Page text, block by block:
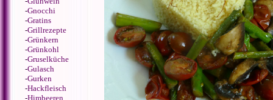
-Gnocchi
-Gratins
-Grillrezepte
-Grünkern
-Grünkohl
-Gruselküche
-Gulasch
-Gurken
-Hackfleisch
-Himbeeren